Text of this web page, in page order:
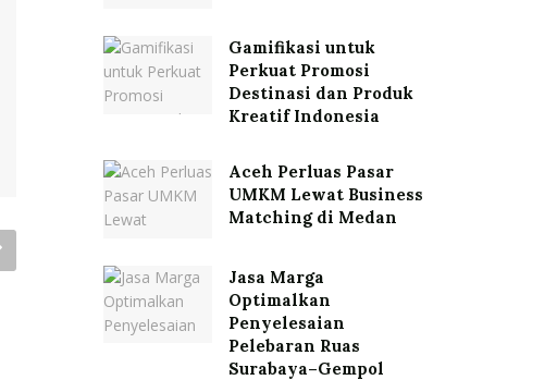
Gamifikasi untuk
Perkuat Promosi
Destinasi dan Produk
Kreatif Indonesia
Aceh Perluas Pasar
UMKM Lewat Business
Matching di Medan
Jasa Marga
Optimalkan
Penyelesaian
Pelebaran Ruas
Surabaya–Gempol